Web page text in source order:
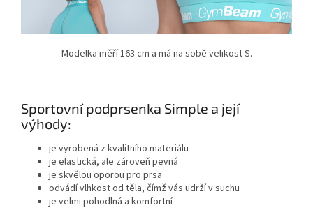
Modelka měří 163 cm a má na sobě velikost S.
Sportovní podprsenka Simple a její
výhody:
je vyrobená z kvalitního materiálu
je elastická, ale zároveň pevná
je skvělou oporou pro prsa
odvádí vlhkost od těla, čímž vás udrží v suchu
je velmi pohodlná a komfortní